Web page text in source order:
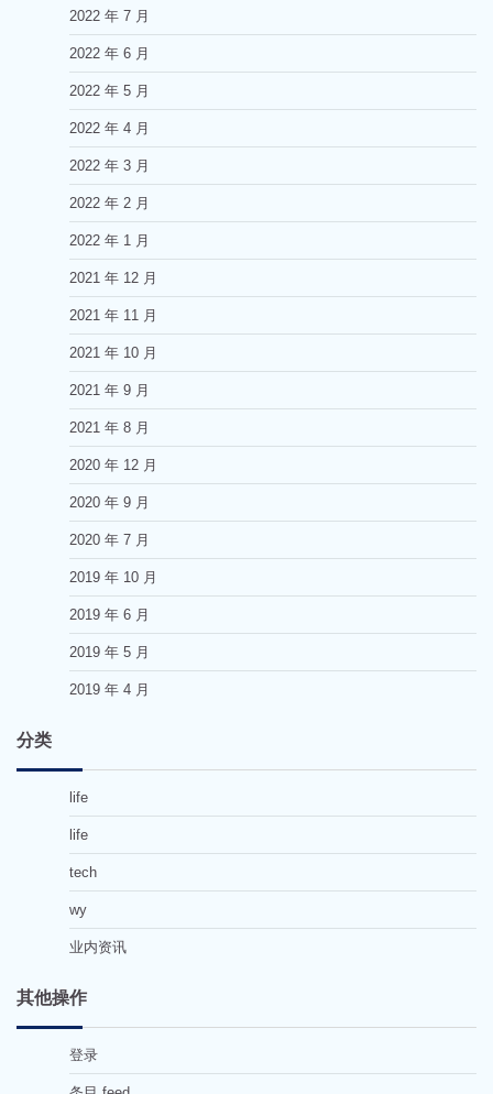
2022 年 7 月
2022 年 6 月
2022 年 5 月
2022 年 4 月
2022 年 3 月
2022 年 2 月
2022 年 1 月
2021 年 12 月
2021 年 11 月
2021 年 10 月
2021 年 9 月
2021 年 8 月
2020 年 12 月
2020 年 9 月
2020 年 7 月
2019 年 10 月
2019 年 6 月
2019 年 5 月
2019 年 4 月
分类
life
life
tech
wy
业内资讯
其他操作
登录